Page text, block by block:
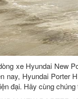
xe Hyundai New
nay, Hyundai
đại. Hãy cùng